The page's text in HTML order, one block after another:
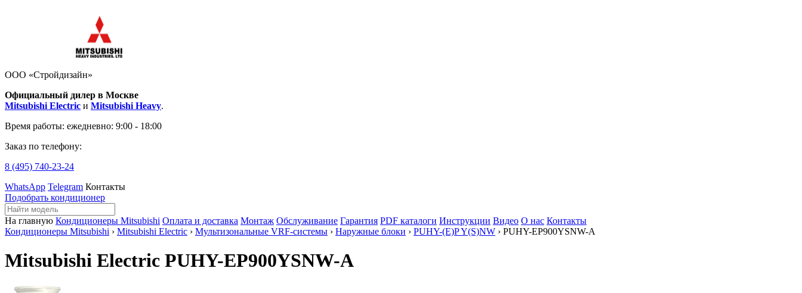
ООО «Стройдизайн»
Официальный дилер в Москве
Mitsubishi Electric и Mitsubishi Heavy.
Время работы: ежедневно: 9:00 - 18:00
Заказ по телефону:
8 (495) 740-23-24
WhatsApp Telegram Контакты
Подобрать кондиционер
На главную Кондиционеры Mitsubishi Оплата и доставка Монтаж Обслуживание Гарантия PDF каталоги Инструкции Видео О нас Контакты
Кондиционеры Mitsubishi › Mitsubishi Electric › Мультизональные VRF-системы › Наружные блоки › PUHY-(E)P Y(S)NW › PUHY-EP900YSNW-A
Mitsubishi Electric PUHY-EP900YSNW-A